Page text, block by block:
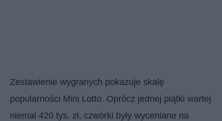
Zestawienie wygranych pokazuje skalę
popularności Mini Lotto. Oprócz jednej piątki wartej
niemal 420 tys. zł, czwórki były wyceniane na